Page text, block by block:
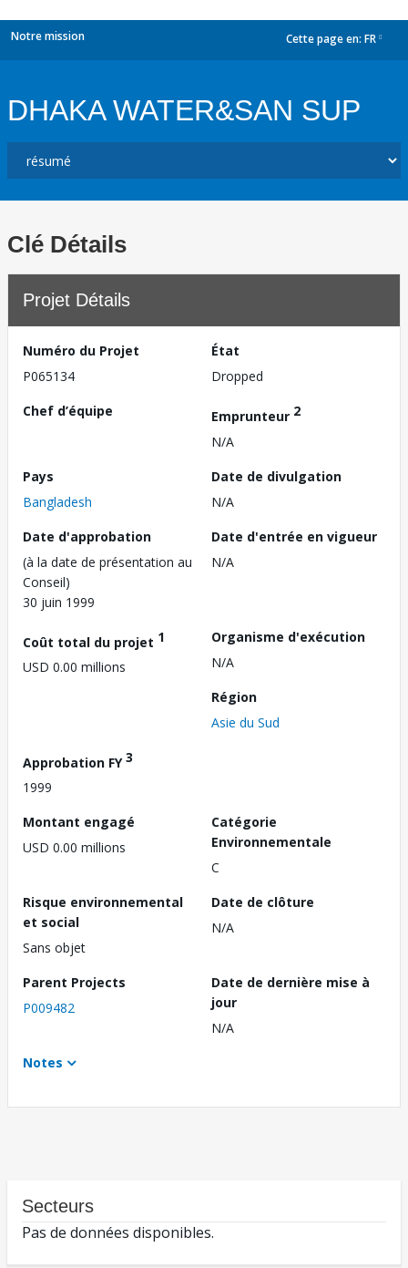
Notre mission Cette page en: FR
DHAKA WATER&SAN SUP
Clé Détails
Projet Détails
Numéro du Projet
P065134
État
Dropped
Chef d’équipe
Emprunteur 2
N/A
Pays
Bangladesh
Date de divulgation
N/A
Date d'approbation
(à la date de présentation au
Conseil)
30 juin 1999
Date d'entrée en vigueur
N/A
Coût total du projet 1
USD 0.00 millions
Organisme d'exécution
N/A
Région
Asie du Sud
Approbation FY3
1999
Montant engagé
USD 0.00 millions
Catégorie
Environnementale
C
Risque environnemental
et social
Sans objet
Date de clôture
N/A
Parent Projects
P009482
Date de dernière mise à
jour
N/A
Notes
Secteurs
Pas de données disponibles.